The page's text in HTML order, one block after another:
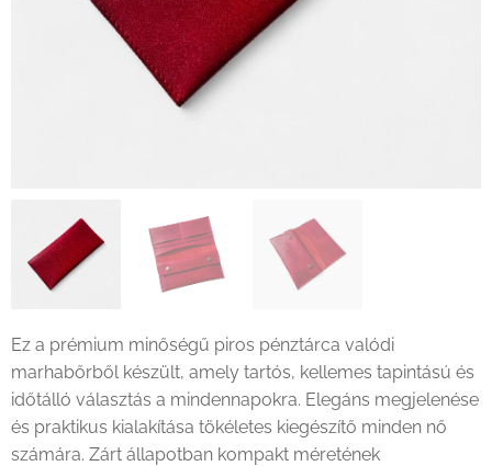
Ez a prémium minőségű piros pénztárca valódi
marhabőrből készült, amely tartós, kellemes tapintású és
időtálló választás a mindennapokra. Elegáns megjelenése
és praktikus kialakítása tökéletes kiegészítő minden nő
számára. Zárt állapotban kompakt méretének